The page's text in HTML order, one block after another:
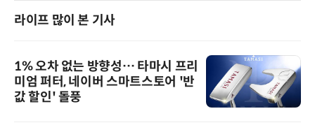
라이프 많이 본 기사
1% 오차 없는 방향성… 타마시 프리
미엄 퍼터, 네이버 스마트스토어 '반
값 할인' 돌풍